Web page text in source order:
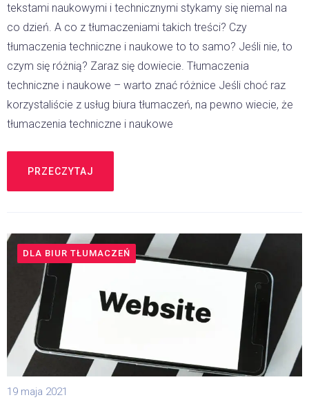
tekstami naukowymi i technicznymi stykamy się niemal na
co dzień. A co z tłumaczeniami takich treści? Czy
tłumaczenia techniczne i naukowe to to samo? Jeśli nie, to
czym się różnią? Zaraz się dowiecie. Tłumaczenia
techniczne i naukowe – warto znać różnice Jeśli choć raz
korzystaliście z usług biura tłumaczeń, na pewno wiecie, że
tłumaczenia techniczne i naukowe
PRZECZYTAJ
DLA BIUR TŁUMACZEŃ
19 maja 2021